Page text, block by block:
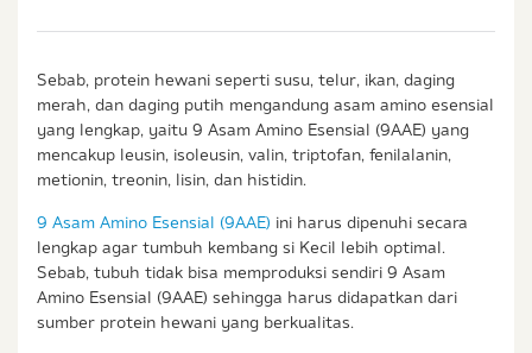
Sebab, protein hewani seperti susu, telur, ikan, daging
merah, dan daging putih mengandung asam amino esensial
yang lengkap, yaitu 9 Asam Amino Esensial (9AAE) yang
mencakup leusin, isoleusin, valin, triptofan, fenilalanin,
metionin, treonin, lisin, dan histidin.
9 Asam Amino Esensial (9AAE) ini harus dipenuhi secara
lengkap agar tumbuh kembang si Kecil lebih optimal.
Sebab, tubuh tidak bisa memproduksi sendiri 9 Asam
Amino Esensial (9AAE) sehingga harus didapatkan dari
sumber protein hewani yang berkualitas.